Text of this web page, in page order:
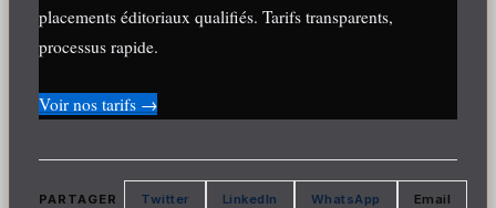
placements éditoriaux qualifiés. Tarifs transparents,
processus rapide.
Voir nos tarifs →
PARTAGER Twitter LinkedIn WhatsApp Email